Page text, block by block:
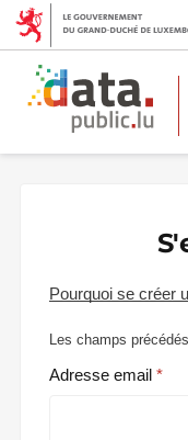
Pourquoi se créer
Les champs
Adresse email